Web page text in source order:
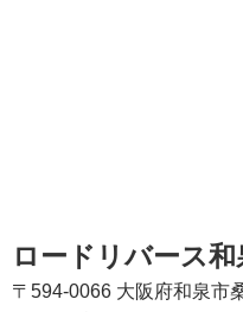
ロードリバース
〒594-0066 大阪府和泉市